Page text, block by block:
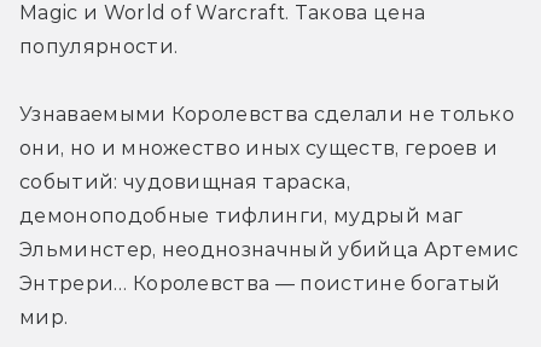
Magic и World of Warcraft. Такова цена
популярности.
Узнаваемыми Королевства сделали не только
они, но и множество иных существ, героев и
событий: чудовищная тараска,
демоноподобные тифлинги, мудрый маг
Эльминстер, неоднозначный убийца Артемис
Энтрери… Королевства — поистине богатый
мир.